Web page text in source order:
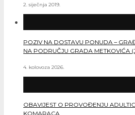
2. siječnja 2019.
POZIV NA DOSTAVU PONUDA –
NA PODRUČJU GRADA METKOVIĆA
4. kolovoza 2026.
OBAVIJEST O PROVOĐENJU
KOMARACA